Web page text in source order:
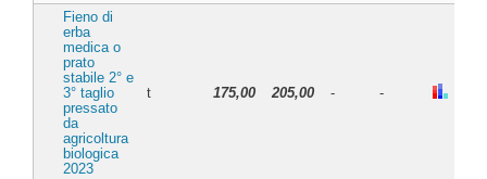
Fieno di
erba
medica o
prato
stabile 2° e
3° taglio
pressato
da
agricoltura
biologica
2023
t 175,00 205,00 - -